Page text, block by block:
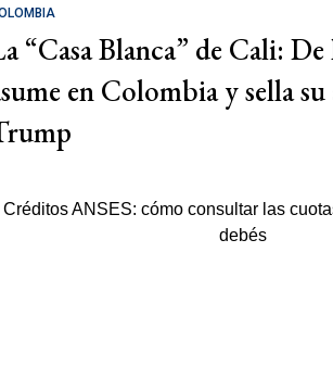
“Casa Blanca” de Cali:
en Colombia y sella